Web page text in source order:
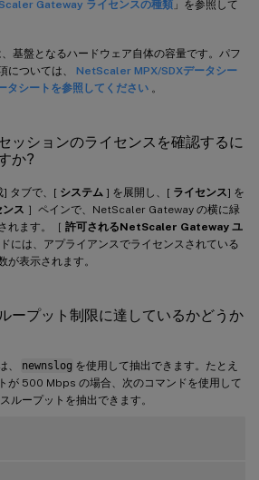
Gateway ライセンスの種類 」を参照して
基盤となるハードウェア自体の容量です。パフ
については、 NetScaler MPX/SDXデータシー
タシートを参照してください 。
ッションのライセンスを確認するに
か?
] タブで、[ システム ] を展開し、[ ライセンス] を
ンス ］ペインで、NetScaler Gateway の横に緑
れます。［ 許可されるNetScaler Gateway ユ
には、アプライアンスでライセンスされている
が表示されます。
ープット制限に達しているかどうか
、 newnslog を使用して抽出できます。たとえ
が 500 Mbps の場合、次のコマンドを使用して
ループットを抽出できます。